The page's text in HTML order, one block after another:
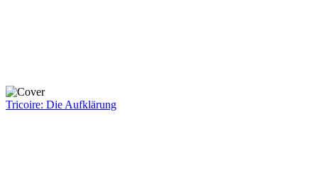
Tricoire: Die Aufklärung